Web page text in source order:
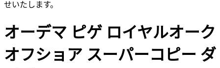
せいたします。
オーデマ ピゲ ロイヤルオーク
オフショア スーパーコピー ダ